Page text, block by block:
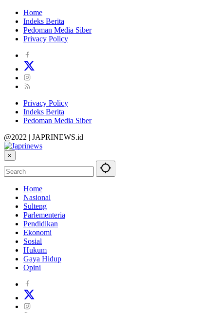
Home
Indeks Berita
Pedoman Media Siber
Privacy Policy
Privacy Policy
Indeks Berita
Pedoman Media Siber
@2022 | JAPRINEWS.id
×
Home
Nasional
Sulteng
Parlementeria
Pendidikan
Ekonomi
Sosial
Hukum
Gaya Hidup
Opini